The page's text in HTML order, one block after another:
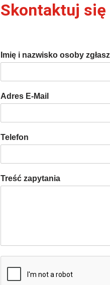
Skontaktuj się
Imię i nazwisko osoby
e
s
z
y
Adres E-Mail
Telefon
Treść zapytania